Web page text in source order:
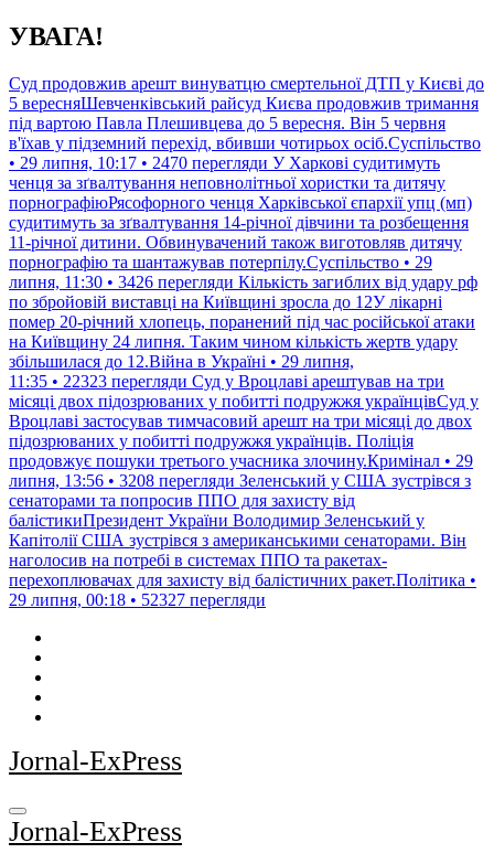
Перейти
до
УВАГА!
Суд продовжив арешт винуватцю смертельної ДТП у Києві до
5 вересняШевченківський райсуд Києва продовжив тримання
під вартою Павла Плешивцева до 5 вересня. Він 5 червня
в'їхав у підземний перехід, вбивши чотирьох осіб.Суспільство
• 29 липня, 10:17 • 2470 перегляди У Харкові судитимуть
ченця за зґвалтування неповнолітньої хористки та дитячу
порнографіюРясофорного ченця Харківської єпархії упц (мп)
судитимуть за зґвалтування 14-річної дівчини та розбещення
11-річної дитини. Обвинувачений також виготовляв дитячу
порнографію та шантажував потерпілу.Суспільство • 29
липня, 11:30 • 3426 перегляди Кількість загиблих від удару рф
по збройовій виставці на Київщині зросла до 12У лікарні
помер 20-річний хлопець, поранений під час російської атаки
на Київщину 24 липня. Таким чином кількість жертв удару
збільшилася до 12.Війна в Україні • 29 липня,
11:35 • 22323 перегляди Суд у Вроцлаві арештував на три
місяці двох підозрюваних у побитті подружжя українцівСуд у
Вроцлаві застосував тимчасовий арешт на три місяці до двох
підозрюваних у побитті подружжя українців. Поліція
продовжує пошуки третього учасника злочину.Кримінал • 29
липня, 13:56 • 3208 перегляди Зеленський у США зустрівся з
сенаторами та попросив ППО для захисту від
балістикиПрезидент України Володимир Зеленський у
Капітолії США зустрівся з американськими сенаторами. Він
наголосив на потребі в системах ППО та ракетах-
перехоплювачах для захисту від балістичних ракет.Політика •
29 липня, 00:18 • 52327 перегляди
Jornal-ExPress
Jornal-ExPress